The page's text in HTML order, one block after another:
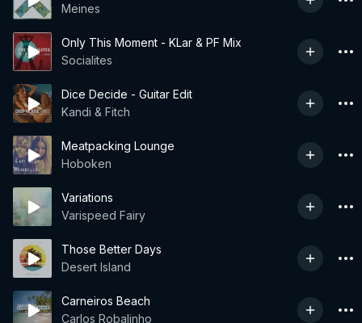
Meines
Only This Moment - KLar & PF Mix
Socialites
Dice Decide - Guitar Edit
Kandi & Fitch
Meatpacking Lounge
Hoboken
Variations
Varispeed Fairy
Those Better Days
Desert Island
Carneiros Beach
Carlos Robalinho